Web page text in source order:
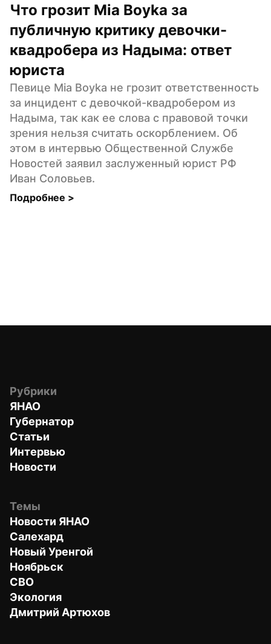
Что грозит Mia Boyka за
публичную критику девочки-
квадробера из Надыма: ответ
юриста
Певице Mia Boyka не грозит ответственность
за инцидент с девочкой-квадробером из
Надыма, так как ее слова с правовой точки
зрения нельзя считать оскорблением. Об
этом в интервью Общественной Службе
Новостей заявил заслуженный юрист РФ
Иван Соловьев.
Подробнее >
Рубрики
ЯНАО
Губернатор
Статьи
Интервью
Новости
Темы
Новости ЯНАО
Салехард
Новый Уренгой
Ноябрьск
СВО
Экология
Дмитрий Артюхов